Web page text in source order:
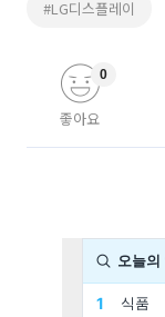
#LG디스플레이
좋아요
0